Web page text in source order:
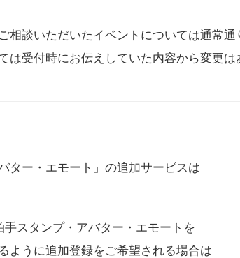
談いただいたイベントについては通常通
受付時にお伝えしていた内容から変更は
ター・エモート」の追加サービスは
スタンプ・アバター・エモートを
ように追加登録をご希望される場合は